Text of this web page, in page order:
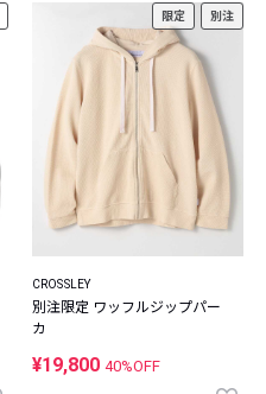
限定 別注
CROSSLEY
別注限定 ワッフルジップパー
カ
¥19,800 40%OFF